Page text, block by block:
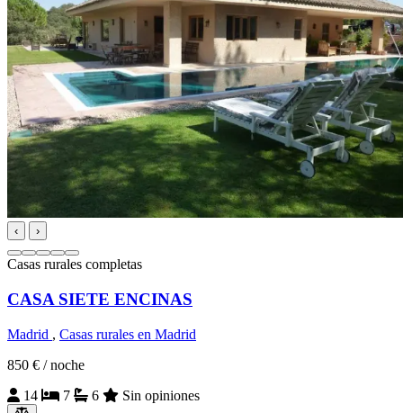
‹ ›
Casas rurales completas
CASA SIETE ENCINAS
Madrid , Casas rurales en Madrid
850 € / noche
14
7 6 Sin opiniones